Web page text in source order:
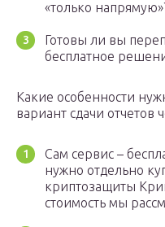
«только
Готовы ли вы
бесплатное
Какие особенности
вариант сдачи отчетов
Сам сервис –
нужно отдельно
криптозащиты
стоимость мы